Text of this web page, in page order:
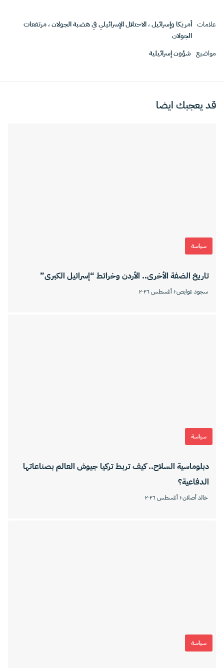
علامات أمريكا وإسرائيل،الاحتلال الإسرائيلي في هضبة الجولان،مرتفعات
الجولان
مواضيع شؤون إسرائيلية
قد يعجبك ايضا
سياسة
تاريخ الضفة الأخرى.. الأردن وخرائط “إسرائيل الكبرى”
سجود عوايص١٠ أغسطس ٢٠٢٦
سياسة
دبلوماسية السلاح.. كيف تربط تركيا جيوش العالم بصناعاتها
الدفاعية؟
خالد أصلان١٠ أغسطس ٢٠٢٦
سياسة